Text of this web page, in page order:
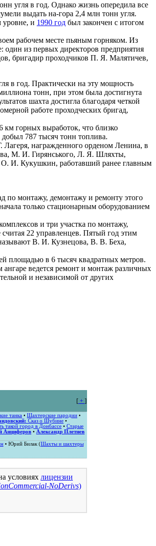
угля в год. Однако жизнь опередила все
выдать на-гора 2,4 млн тонн угля.
уровне, и 1990 год был закончен с итогом
рабочем месте пьяным горняком. Из
из первых директоров предприятия
бригадир проходчиков П. Я. Малятичев,
в год. Практически на эту мощность
тонн, при этом была достигнута
шахта достигла благодаря четкой
работе проходческих бригад,
км горных выработок, что близко
добыл 787 тысяч тонн топлива.
награжденного орденом Ленина, в
М. И. Гирянського, Л. Я. Шляхты,
И. Кукушкин, работавший ранее главным
по монтажу, демонтажу и ремонту этого
только стационарным оборудованием
и три участка по монтажу,
22 управленцев. Пятый год этим
В. И. Кузнецова, В. В. Беха,
площадью в 6 тысяч квадратных метров.
ведется ремонт и монтаж различных
и независимой от других
[ + ]
танка • Шахтерские пародии •
Сказ о Шубине •
такой город в Донбассе • Старые
Анциферов • Александр Плетнев
• Юрий Билак (Шахты и шахтеры
условиях лицензии
NoDerivs)